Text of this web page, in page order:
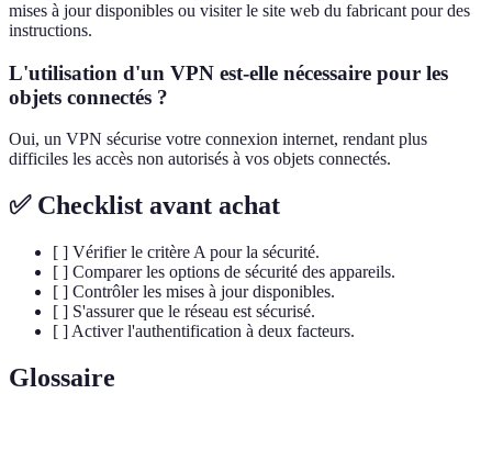
mises à jour disponibles ou visiter le site web du fabricant pour des
instructions.
L'utilisation d'un VPN est-elle nécessaire pour les
objets connectés ?
Oui, un VPN sécurise votre connexion internet, rendant plus
difficiles les accès non autorisés à vos objets connectés.
✅ Checklist avant achat
[ ] Vérifier le critère A pour la sécurité.
[ ] Comparer les options de sécurité des appareils.
[ ] Contrôler les mises à jour disponibles.
[ ] S'assurer que le réseau est sécurisé.
[ ] Activer l'authentification à deux facteurs.
Glossaire